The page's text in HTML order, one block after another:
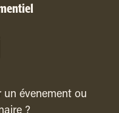
un évenement ou